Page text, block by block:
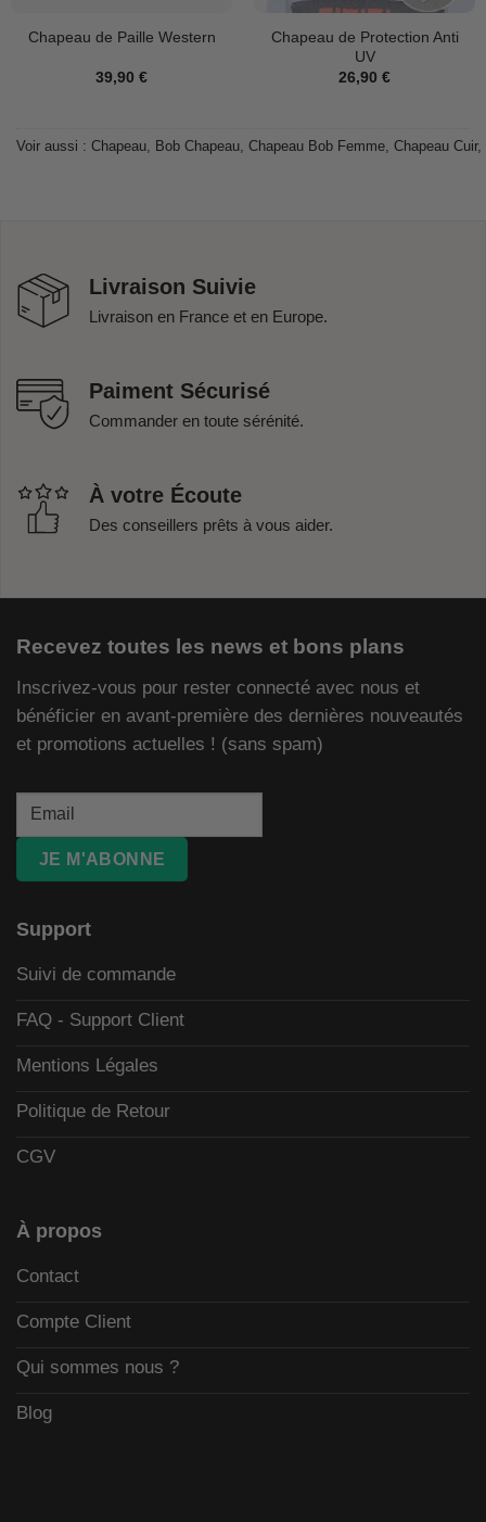
Chapeau de Paille Western
39,90 €
Chapeau de Protection Anti
UV
26,90 €
Voir aussi : Chapeau Bob Chapeau Chapeau Bob Femme Chapeau Cuir,
Livraison Suivie
Livraison en France et en Europe.
Paiment Sécurisé
Commander en toute sérénité.
À votre Écoute
Des conseillers prêts à vous aider.
Recevez toutes les news et bons plans
Inscrivez-vous pour rester connecté avec nous et
bénéficier en avant-première des dernières nouveautés
et promotions actuelles ! (sans spam)
JE M'ABONNE
Support
Suivi de commande
FAQ - Support Client
Mentions Légales
Politique de Retour
CGV
À propos
Contact
Compte Client
Qui sommes nous ?
Blog